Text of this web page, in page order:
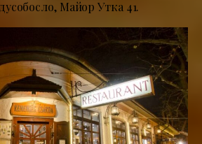
Майор Утка 41.